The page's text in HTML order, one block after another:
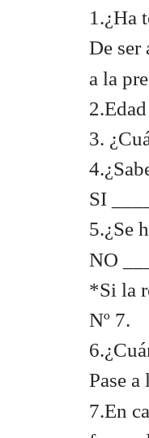
1.¿Ha
De ser
a la
3.
SI
5.¿Se
NO
*Si la
Nº 7.
Pase a
7.En